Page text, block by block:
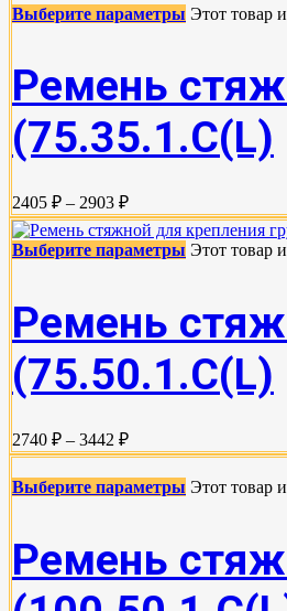
Выберите параметры Этот товар
Ремень
(75.35.1.C(L)
2405 ₽ – 2903 ₽
Выберите параметры Этот товар
Ремень
(75.50.1.C(L)
2740 ₽ – 3442 ₽
Выберите параметры Этот товар
Ремень